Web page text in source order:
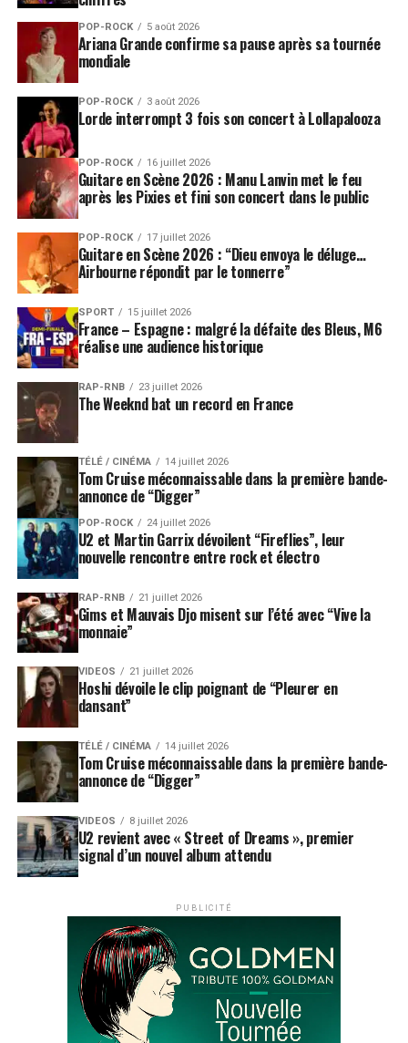
POP-ROCK 5 août 2026
Ariana Grande confirme sa pause après sa tournée
mondiale
POP-ROCK 3 août 2026
Lorde interrompt 3 fois son concert à Lollapalooza
POP-ROCK 16 juillet 2026
Guitare en Scène 2026 : Manu Lanvin met le feu
après les Pixies et fini son concert dans le public
POP-ROCK 17 juillet 2026
Guitare en Scène 2026 : “Dieu envoya le déluge…
Airbourne répondit par le tonnerre”
SPORT 15 juillet 2026
France – Espagne : malgré la défaite des Bleus, M6
réalise une audience historique
RAP-RNB 23 juillet 2026
The Weeknd bat un record en France
TÉLÉ / CINÉMA 14 juillet 2026
Tom Cruise méconnaissable dans la première bande-
annonce de “Digger”
POP-ROCK 24 juillet 2026
U2 et Martin Garrix dévoilent “Fireflies”, leur
nouvelle rencontre entre rock et électro
RAP-RNB 21 juillet 2026
Gims et Mauvais Djo misent sur l’été avec “Vive la
monnaie”
VIDEOS 21 juillet 2026
Hoshi dévoile le clip poignant de “Pleurer en
dansant”
TÉLÉ / CINÉMA 14 juillet 2026
Tom Cruise méconnaissable dans la première bande-
annonce de “Digger”
VIDEOS 8 juillet 2026
U2 revient avec « Street of Dreams », premier
signal d’un nouvel album attendu
PUBLICITÉ